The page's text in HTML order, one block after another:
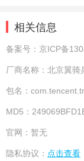
相关信息
备案号： 京ICP备
厂商名称： 北京翼骑
包名：
MD5：
官网： 暂无
隐私协议： 点击查看